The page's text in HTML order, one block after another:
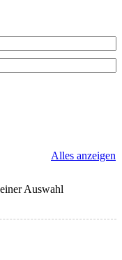
Alles anzeigen
Auswahl